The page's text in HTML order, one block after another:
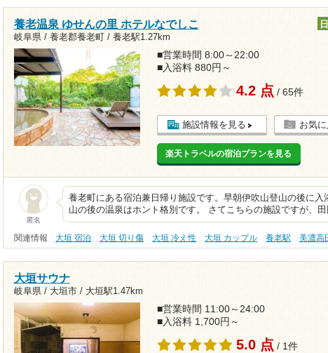
養老温泉 ゆせんの里 ホテルなでしこ
岐阜県 / 養老郡養老町 / 養老駅1.27km
■営業時間 8:00～22:00
■入浴料 880円～
4.2 点 / 65件
施設情報を見る お気
楽天トラベルの宿泊プランを見る
匿名
養老町にある宿泊兼日帰り施設です。早朝伊吹山登山の後に
山の後の温泉はホント格別です。 さてこちらの施設ですが、
関連情報 大垣 宿泊 大垣 切り傷 大垣 冷え性 大垣 カップル 養老駅 美濃高
大垣サウナ
岐阜県 / 大垣市 / 大垣駅1.47km
■営業時間 11:00～24:00
■入浴料 1,700円～
5.0 点 / 1件